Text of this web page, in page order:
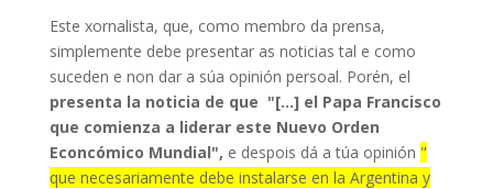
Este xornalista, que, como membro da prensa,
simplemente debe presentar as noticias tal e como
suceden e non dar a súa opinión persoal. Porén, el
presenta la noticia de que "[…] el Papa Francisco
que comienza a liderar este Nuevo Orden
Econcómico Mundial", e despois dá a túa opinión "
que necesariamente debe instalarse en la Argentina y